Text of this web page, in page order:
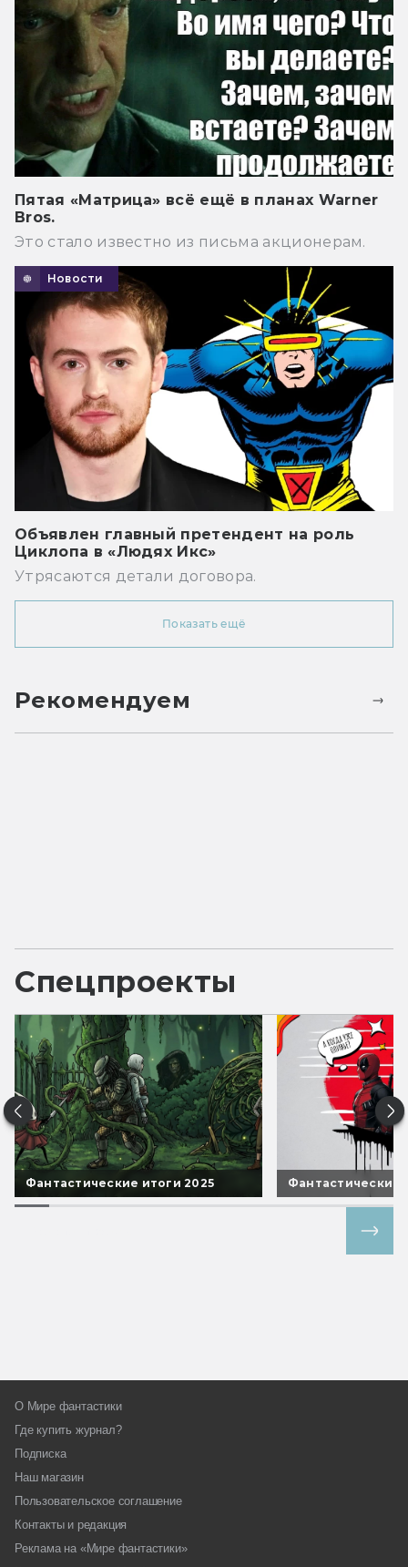
Пятая «Матрица» всё ещё в планах Warner
Bros.
Это стало известно из письма акционерам.
Новости
Объявлен главный претендент на роль
Циклопа в «Людях Икс»
Утрясаются детали договора.
Показать ещё
Рекомендуем
Спецпроекты
Фантастические итоги 2025 Фантастические
О Мире фантастики
Где купить журнал?
Подписка
Наш магазин
Пользовательское соглашение
Контакты и редакция
Реклама на «Мире фантастики»